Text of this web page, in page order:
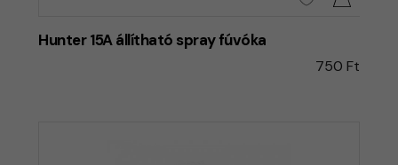
Hunter 15A állítható spray fúvóka
750 Ft